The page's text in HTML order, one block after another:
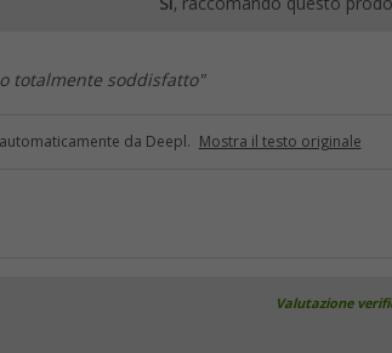
Sì, raccomando questo
totalmente soddisfatto"
da Deepl. Mostra il testo originale
Valutazione